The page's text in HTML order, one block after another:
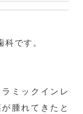
です。
ミックインレ
腫れてきたと